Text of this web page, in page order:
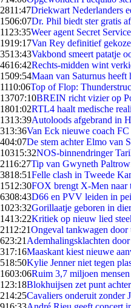
2811:47Driekwart Nederlanders
1506:07Dr. Phil biedt ster gratis
11 23:35Weer agent Secret
1919:17Van Rey definitief
3513:43Vakbond smeert patatje
4616:42Rechts-midden wint
1509:54Maan van Saturnus heeft
1110:06Top of Flop:
13707:10BREIN richt vizier op
1801:02RTL4 haalt medische
1313:39Autoloods afgebrand in
313:36Van Eck nieuwe coach
404:07De stem achter Elmo van
10315:32NOS-binnendringer
2116:27Tip van Gwyneth
3818:51Felle clash in Tweede
1512:30FOX brengt X-Men naar
6308:43D66 en PVV leiden in
1023:32Gorillaatje geboren in
1413:22Kritiek op nieuw lied
2112:21Ongeval tankwagen
623:21 Ademhalingsklachten
317:16Maaskant kiest nieuwe
518:50Kylie Jenner niet tegen
1603:06Ruim 3,7 miljoen
1 23:18Blokhuijsen zet punt
214:25Cavaliers onderuit zonder